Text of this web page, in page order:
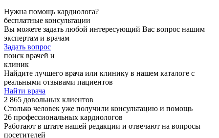
Нужна помощь кардиолога?
бесплатные консультации
Вы можете задать любой интересующий Вас вопрос нашим
экспертам и врачам
Задать вопрос
поиск врачей и
клиник
Найдите лучшего врача или клинику в нашем каталоге с
реальными отзывами пациентов
Найти врача
2 865 довольных клиентов
Столько человек уже получили консультацию и помощь
26 профессиональных кардиологов
Работают в штате нашей редакции и отвечают на вопросы
посетителей